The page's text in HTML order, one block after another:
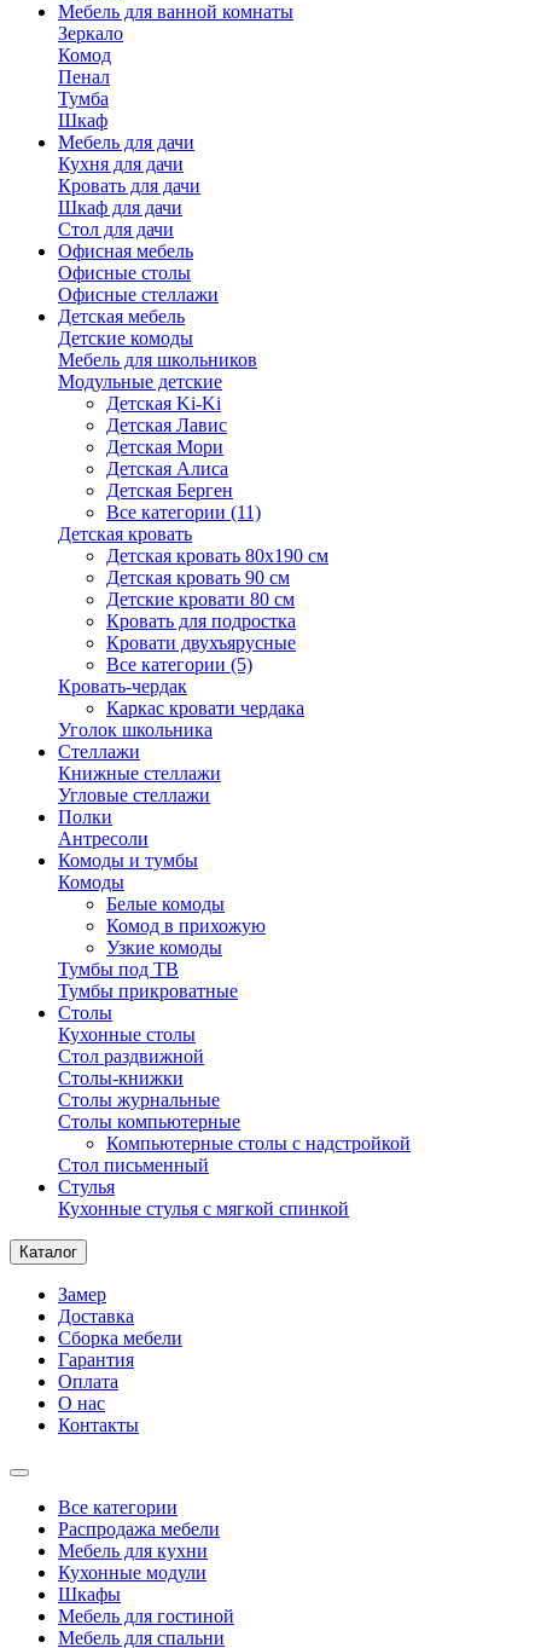
Мебель для ванной комнаты
Зеркало
Комод
Пенал
Тумба
Шкаф
Мебель для дачи
Кухня для дачи
Кровать для дачи
Шкаф для дачи
Стол для дачи
Офисная мебель
Офисные столы
Офисные стеллажи
Детская мебель
Детские комоды
Мебель для школьников
Модульные детские
Детская Ki-Ki
Детская Лавис
Детская Мори
Детская Алиса
Детская Берген
Все категории (11)
Детская кровать
Детская кровать 80х190 см
Детская кровать 90 см
Детские кровати 80 см
Кровать для подростка
Кровати двухъярусные
Все категории (5)
Кровать-чердак
Каркас кровати чердака
Уголок школьника
Стеллажи
Книжные стеллажи
Угловые стеллажи
Полки
Антресоли
Комоды и тумбы
Комоды
Белые комоды
Комод в прихожую
Узкие комоды
Тумбы под ТВ
Тумбы прикроватные
Столы
Кухонные столы
Стол раздвижной
Столы-книжки
Столы журнальные
Столы компьютерные
Компьютерные столы с надстройкой
Стол письменный
Стулья
Кухонные стулья с мягкой спинкой
Каталог
Замер
Доставка
Сборка мебели
Гарантия
Оплата
О нас
Контакты
Все категории
Распродажа мебели
Мебель для кухни
Кухонные модули
Шкафы
Мебель для гостиной
Мебель для спальни